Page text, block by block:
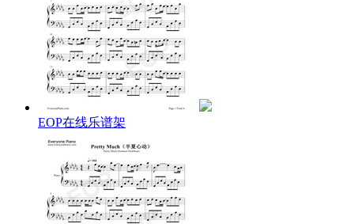
Landing softly on your face
轻轻落在你的侧脸
You’re laughing like a little secret
你笑得像一个小秘密
I can’t look the other way
让我再也移不开视线
Coffee cooling on the table
桌上的咖啡慢慢变凉
But I’m warmer when you speak
可你一开口我心里就发烫
Every word is kinda simple
你说的每句话都很平常
But it melts into the beat
却都融进了心跳的节拍里
EOP在线乐谱架